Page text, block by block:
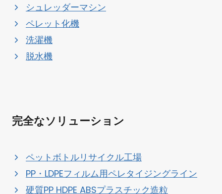
シュレッダーマシン
ペレット化機
洗濯機
脱水機
完全なソリューション
ペットボトルリサイクル工場
PP・LDPEフィルム用ペレタイジングライン
硬質PP HDPE ABSプラスチック造粒